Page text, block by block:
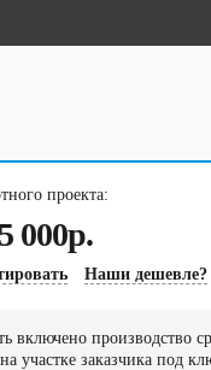
Сруб бани
Сруб бани
проекта:
000р.
Наши дешевле?
включено производство
участке заказчика под